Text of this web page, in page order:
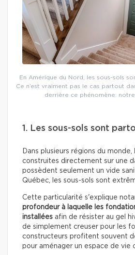
En Amérique du Nord, les sous-sols
Ce n’est vraiment pas le cas partout
derrière ce phénomène:
1. Les sous-sols sont
Dans plusieurs régions du monde,
construites directement sur une
possèdent seulement un vide
Québec, les sous-sols sont
Cette particularité s'explique
profondeur à laquelle les
installées afin de résister au gel
de simplement creuser pour les
constructeurs profitent souvent
pour aménager un espace de vie